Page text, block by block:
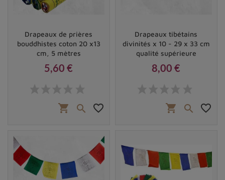
Drapeaux de prières
bouddhistes coton 20 x13
cm, 5 mètres
5,60 €
shopping_cart  favorite_border
Drapeaux tibétains
divinités x 10 - 29 x 33 cm
qualité supérieure
8,00 €
shopping_cart  favorite_border